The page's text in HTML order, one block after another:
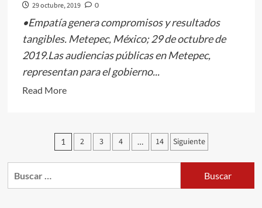
29 octubre, 2019 0
•Empatía genera compromisos y resultados
tangibles. Metepec, México; 29 de octubre de
2019.Las audiencias públicas en Metepec,
representan para el gobierno...
Read MoreRead
VIGORIZAN
EN
METEPEC
RELACIÓN
Paginación
de
1 2 3 4 … 14 Siguiente